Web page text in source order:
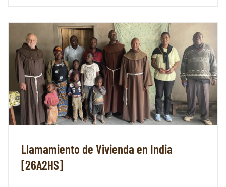
Llamamiento de Vivienda en India
[26A2HS]